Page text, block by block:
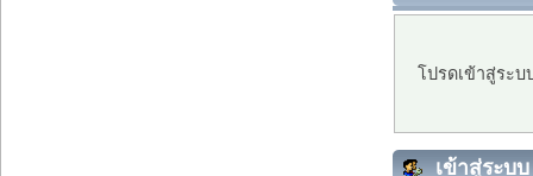
โปรดเข้าสู่ระ
เข้าสู่ระบบ